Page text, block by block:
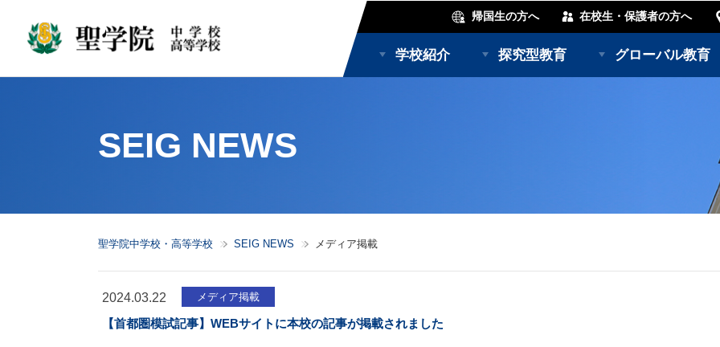
帰国生の方へ 在校生・保護者の方へ
学校紹介 探究型教育 グローバル教育
SEIG NEWS
聖学院中学校・高等学校 SEIG NEWS メディア掲載
2024.03.22 メディア掲載
【首都圏模試記事】WEBサイトに本校の記事が掲載されました